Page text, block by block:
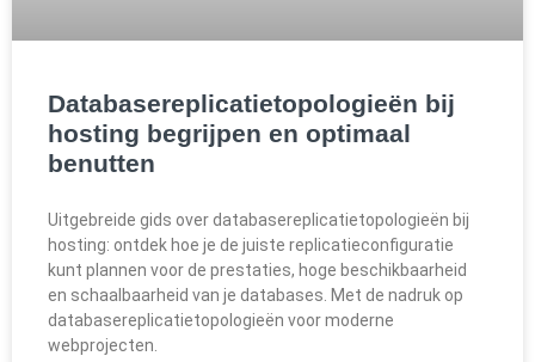
Databasereplicatietopologieën bij
hosting begrijpen en optimaal
benutten
Uitgebreide gids over databasereplicatietopologieën bij
hosting: ontdek hoe je de juiste replicatieconfiguratie
kunt plannen voor de prestaties, hoge beschikbaarheid
en schaalbaarheid van je databases. Met de nadruk op
databasereplicatietopologieën voor moderne
webprojecten.